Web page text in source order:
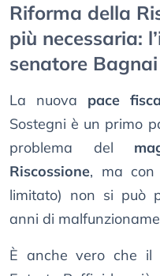
Riforma della
più necessaria:
senatore
La nuova pace
Sostegni è un primo
problema del
Riscossione, ma con
limitato) non si può
anni di
È anche vero che il